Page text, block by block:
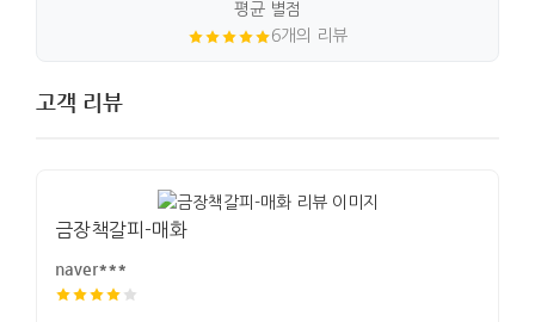
평균 별점
6개의 리뷰
고객 리뷰
금장책갈피-매화
naver***